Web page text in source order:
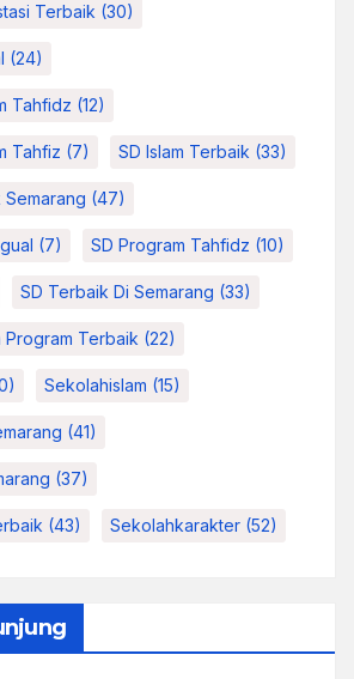
Terbaik (30)
(24)
Tahfidz (12)
Tahfiz (7) SD Islam Terbaik (33)
Semarang (47)
(7) SD Program Tahfidz (10)
SD Terbaik Di Semarang (33)
Terbaik (22)
Sekolahislam (15)
(41)
(37)
(43) Sekolahkarakter (52)